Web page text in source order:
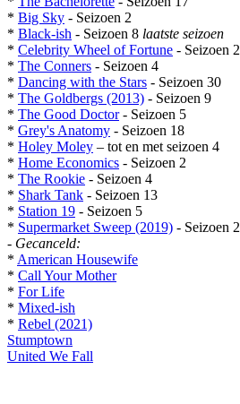
* Big Sky - Seizoen 2
* Black-ish - Seizoen 8 laatste seizoen
* Celebrity Wheel of Fortune - Seizoen 2
* The Conners - Seizoen 4
* Dancing with the Stars - Seizoen 30
* The Goldbergs (2013) - Seizoen 9
* The Good Doctor- Seizoen 5
* Grey's Anatomy - Seizoen 18
* Holey Moley – tot en met seizoen 4
* Home Economics - Seizoen 2
* The Rookie - Seizoen 4
* Shark Tank - Seizoen 13
* Station 19 - Seizoen 5
* Supermarket Sweep (2019) - Seizoen 2
- Gecanceld:
* American Housewife
* Call Your Mother
* For Life
* Mixed-ish
* Rebel (2021)
Stumptown
United We Fall